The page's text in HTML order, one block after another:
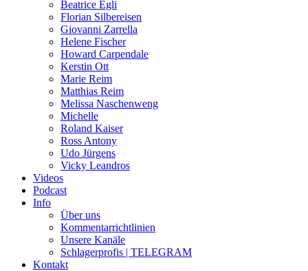
Beatrice Egli
Florian Silbereisen
Giovanni Zarrella
Helene Fischer
Howard Carpendale
Kerstin Ott
Marie Reim
Matthias Reim
Melissa Naschenweng
Michelle
Roland Kaiser
Ross Antony
Udo Jürgens
Vicky Leandros
Videos
Podcast
Info
Über uns
Kommentarrichtlinien
Unsere Kanäle
Schlagerprofis | TELEGRAM
Kontakt